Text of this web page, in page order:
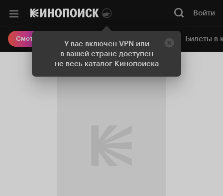
У вас включен VPN или
в вашей стране доступен
не весь каталог Кинопоиска
Войти
Смотреть кино Онлайн-кинотеатр Билеты в